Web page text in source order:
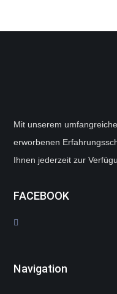
Mit unserem
erworbenen
Ihnen jederzeit zur
FACEBOOK
Navigation